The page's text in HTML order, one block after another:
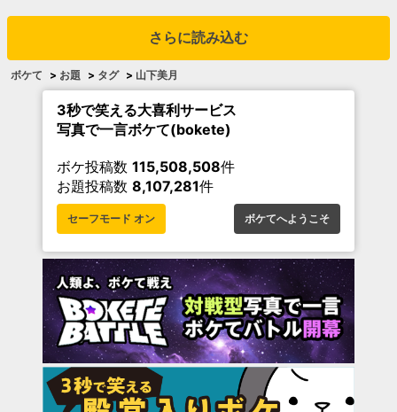
さらに読み込む
ボケて > お題 > タグ > 山下美月
3秒で笑える大喜利サービス
写真で一言ボケて(bokete)
ボケ投稿数 115,508,508件
お題投稿数 8,107,281件
セーフモード オン ボケてへようこそ